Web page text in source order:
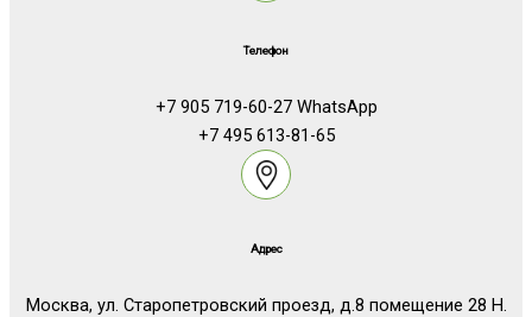
Телефон
+7 905 719-60-27 WhatsApp
+7 495 613-81-65
Адрес
Москва, ул. Старопетровский проезд, д.8 помещение 28 Н.